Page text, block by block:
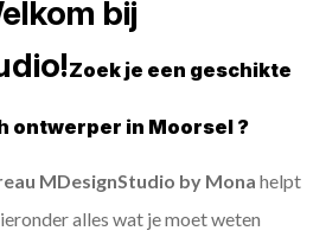
bij
Zoek je een geschikte
ontwerper in Moorsel ?
MDesignStudio by Mona helpt
alles wat je moet weten